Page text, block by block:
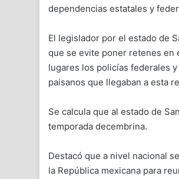
dependencias estatales y
El legislador por el estado de
que se evite poner retenes en
lugares los policías federales
paisanos que llegaban a esta
Se calcula que al estado de
temporada decembrina.
Destacó que a nivel nacional
la República mexicana para